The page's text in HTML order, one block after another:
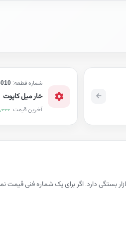
شماره قطعه:
خار میل کاپوت
آخرین قیمت:
بستگی دارد. اگر برای یک شماره فنی